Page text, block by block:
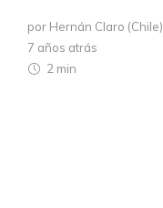
por Hernán Claro (Chile)
7 años atrás
2 min